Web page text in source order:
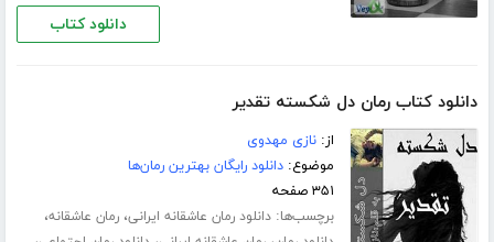
دانلود کتاب
دانلود کتاب رمان دل شکسته تقدیر
از:نازی مهدوی
موضوع:دانلود رایگان بهترین رمان‌ها
۳۵۱ صفحه
برچسب‌ها:دانلود رمان عاشقانه ایرانی،رمان عاشقانه،